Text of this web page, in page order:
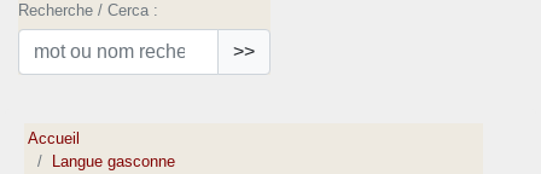
Recherche / Cerca :
>>
Accueil
Langue gasconne